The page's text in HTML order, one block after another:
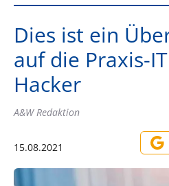
Dies ist ein
auf die Praxis-
Hacker
A&W Redaktion
15.08.2021